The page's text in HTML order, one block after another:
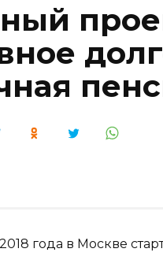
года в Москве